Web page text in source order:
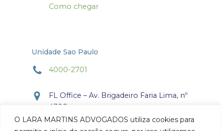
O LARA MARTINS ADVOGADOS utiliza cookies para
Como chegar
Unidade Sao Paulo
4000-2701
FL Office – Av. Brigadeiro Faria Lima, nº
4300
Torre Office – Sala 804